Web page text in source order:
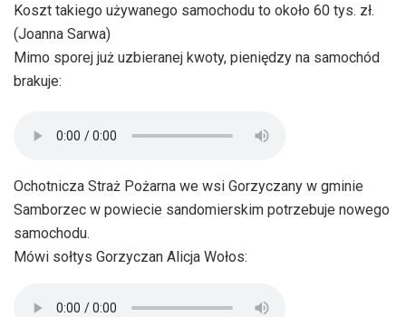
Koszt takiego używanego samochodu to około 60 tys. zł.
(Joanna Sarwa)
Mimo sporej już uzbieranej kwoty, pieniędzy na samochód
brakuje:
Ochotnicza Straż Pożarna we wsi Gorzyczany w gminie
Samborzec w powiecie sandomierskim potrzebuje nowego
samochodu.
Mówi sołtys Gorzyczan Alicja Wołos: